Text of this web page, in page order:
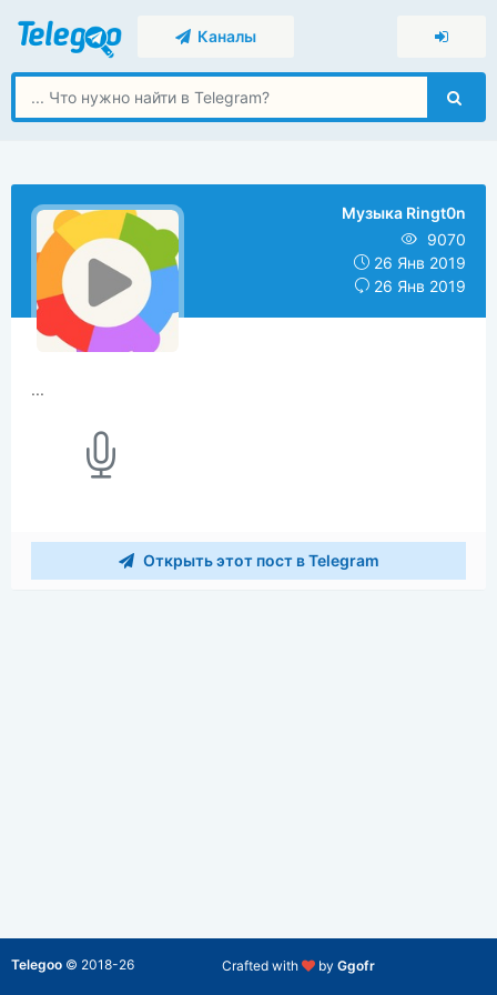
Каналы
Музыка Ringt0n
9070
26 Янв 2019
26 Янв 2019
...
Открыть этот пост в Telegram
Crafted with by Ggofr
Telegoo © 2018-26